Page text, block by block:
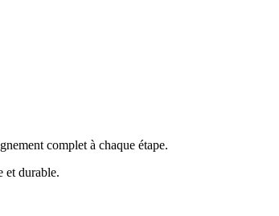
complet à chaque étape.
et durable.